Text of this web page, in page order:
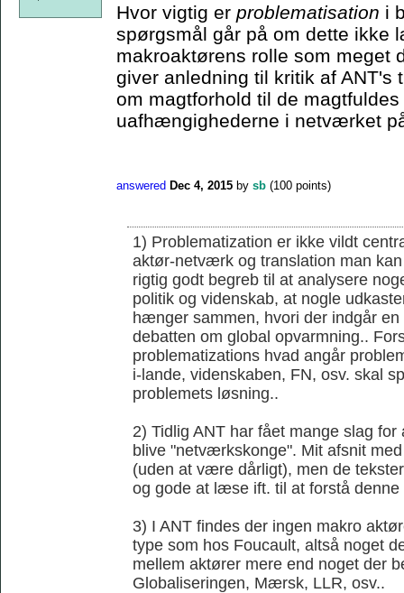
Hvor vigtig er problematisation i
spørgsmål går på om dette ikke
makroaktørens rolle som meget
giver anledning til kritik af ANT's
om magtforhold til de
uafhængighederne i netværket
answered Dec 4, 2015 by sb (100 points)
1) Problematization er ikke vildt
aktør-netværk og translation man
rigtig godt begreb til at analysere
politik og videnskab, at nogle
hænger sammen, hvori der indgår
debatten om global opvarmning..
problematizations hvad angår
i-lande, videnskaben, FN, osv. skal
problemets løsning..
2) Tidlig ANT har fået mange slag
blive "netværkskonge". Mit afsnit
(uden at være dårligt), men de
og gode at læse ift. til at forstå denne
3) I ANT findes der ingen makro
type som hos Foucault, altså noget
mellem aktører mere end noget der
Globaliseringen, Mærsk, LLR, osv..